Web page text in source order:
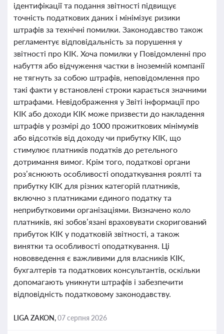
ідентифікації та подання звітності підвищує
точність податкових даних і мінімізує ризики
штрафів за технічні помилки. Законодавство також
регламентує відповідальність за порушення у
звітності про КІК. Хоча помилки у Повідомленні про
набуття або відчуження частки в іноземній компанії
не тягнуть за собою штрафів, неповідомлення про
такі факти у встановлені строки карається значними
штрафами. Невідображення у Звіті інформації про
КІК або доходи КІК може призвести до накладення
штрафів у розмірі до 1000 прожиткових мінімумів
або відсотків від доходу чи прибутку КІК, що
стимулює платників податків до ретельного
дотримання вимог. Крім того, податкові органи
роз’яснюють особливості оподаткування роялті та
прибутку КІК для різних категорій платників,
включно з платниками єдиного податку та
неприбутковими організаціями. Визначено коло
платників, які зобов’язані враховувати скоригований
прибуток КІК у податковій звітності, а також
винятки та особливості оподаткування. Ці
нововведення є важливими для власників КІК,
бухгалтерів та податкових консультантів, оскільки
допомагають уникнути штрафів і забезпечити
відповідність податковому законодавству.
LIGA ZAKON,07 серпня 2026